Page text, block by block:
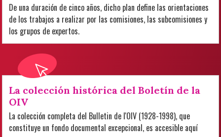
De una duración de cinco años, dicho plan define las orientaciones
de los trabajos a realizar por las comisiones, las subcomisiones y
los grupos de expertos.
La colección histórica del Boletín de la
OIV
La colección completa del Bulletin de l'OIV (1928-1998), que
constituye un fondo documental excepcional, es accesible aquí